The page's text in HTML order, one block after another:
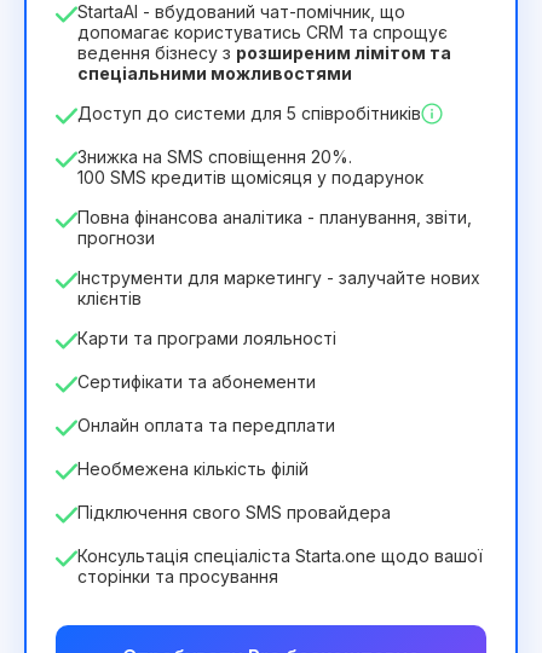
Тривалість ліцензії
12 Months (знижка -25%) Вигідний
349₴ 244₴ /місяць
StartaAI - вбудований чат-помічник, що
допомагає користуватись CRM та спрощує
ведення бізнесу з розширеним лімітом та
спеціальними можливостями
Доступ до системи для 5 співробітників
Знижка на SMS сповіщення 20%.
100 SMS кредитів щомісяця у подарунок
Повна фінансова аналітика - планування, звіти,
прогнози
Інструменти для маркетингу - залучайте нових
клієнтів
Карти та програми лояльності
Сертифікати та абонементи
Онлайн оплата та передплати
Необмежена кількість філій
Підключення свого SMS провайдера
Консультація спеціаліста Starta.one щодо вашої
сторінки та просування